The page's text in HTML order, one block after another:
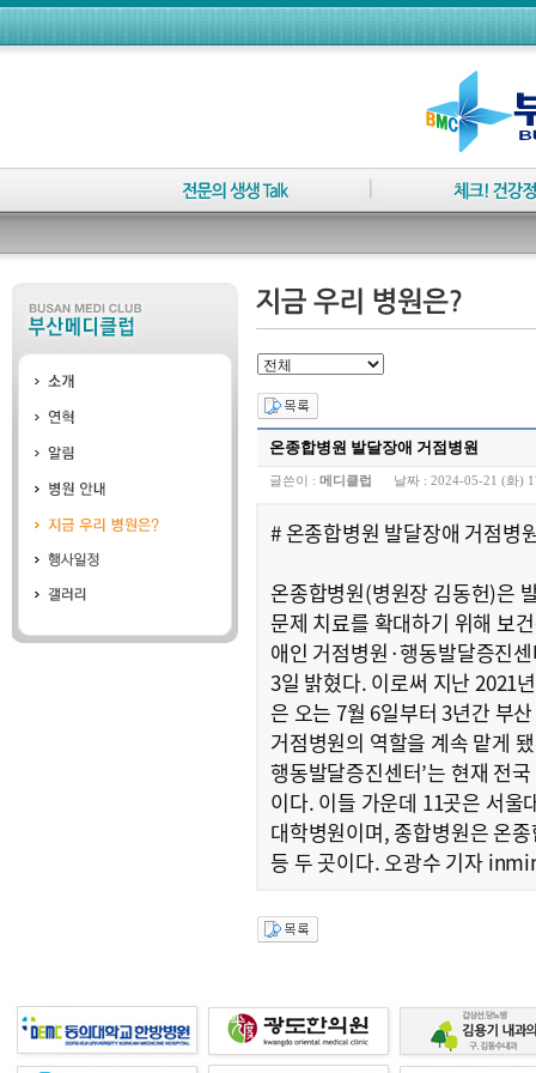
온종합병원 발달장애 거점병원
글쓴이 : 메디클럽 날짜 : 2024-05-21 (화)
# 온종합병원 발달장애 거점병
온종합병원(병원장 김동헌)은
문제 치료를 확대하기 위해 보
애인 거점병원·행동발달증진
3일 밝혔다. 이로써 지난 2021
은 오는 7월 6일부터 3년간 부
거점병원의 역할을 계속 맡게
행동발달증진센터’는 현재 전
이다. 이들 가운데 11곳은 서울
대학병원이며, 종합병원은 온
등 두 곳이다.오광수 기자